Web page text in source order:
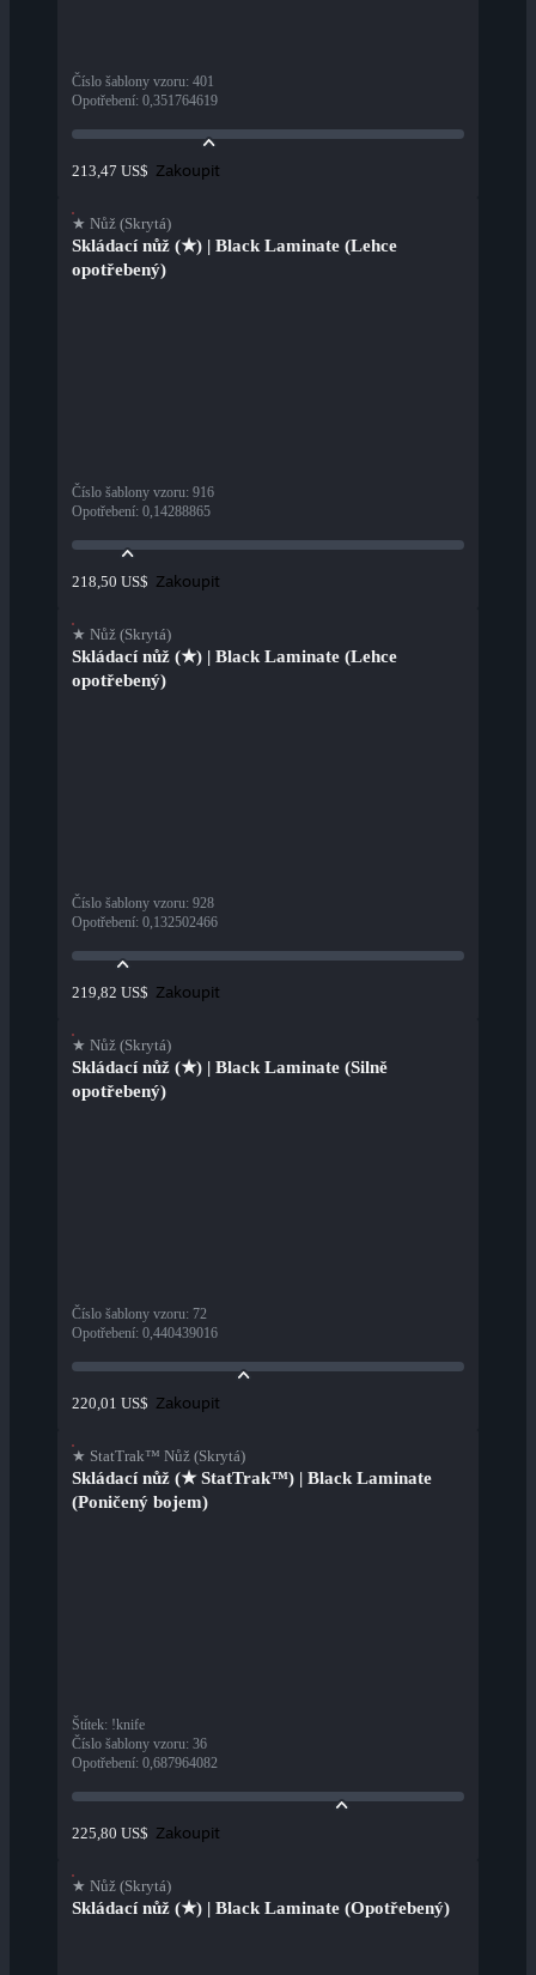
Číslo šablony vzoru: 401
Opotřebení: 0,351764619
213,47 US$ Zakoupit
★ Nůž (Skrytá)
Skládací nůž (★) | Black Laminate (Lehce
opotřebený)
Číslo šablony vzoru: 916
Opotřebení: 0,14288865
218,50 US$ Zakoupit
★ Nůž (Skrytá)
Skládací nůž (★) | Black Laminate (Lehce
opotřebený)
Číslo šablony vzoru: 928
Opotřebení: 0,132502466
219,82 US$ Zakoupit
★ Nůž (Skrytá)
Skládací nůž (★) | Black Laminate (Silně
opotřebený)
Číslo šablony vzoru: 72
Opotřebení: 0,440439016
220,01 US$ Zakoupit
★ StatTrak™ Nůž (Skrytá)
Skládací nůž (★ StatTrak™) | Black Laminate
(Poničený bojem)
Štítek: !knife
Číslo šablony vzoru: 36
Opotřebení: 0,687964082
225,80 US$ Zakoupit
★ Nůž (Skrytá)
Skládací nůž (★) | Black Laminate (Opotřebený)